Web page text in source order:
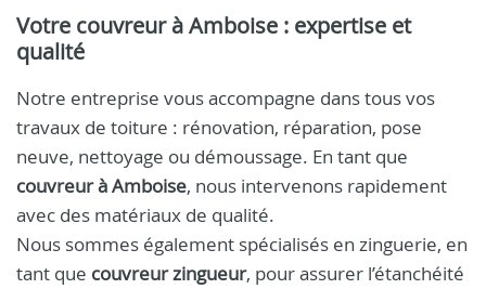
Votre couvreur à Amboise : expertise et
qualité
Notre entreprise vous accompagne dans tous vos
travaux de toiture : rénovation, réparation, pose
neuve, nettoyage ou démoussage. En tant que
couvreur à Amboise, nous intervenons rapidement
avec des matériaux de qualité.
Nous sommes également spécialisés en zinguerie, en
tant que couvreur zingueur, pour assurer l’étanchéité